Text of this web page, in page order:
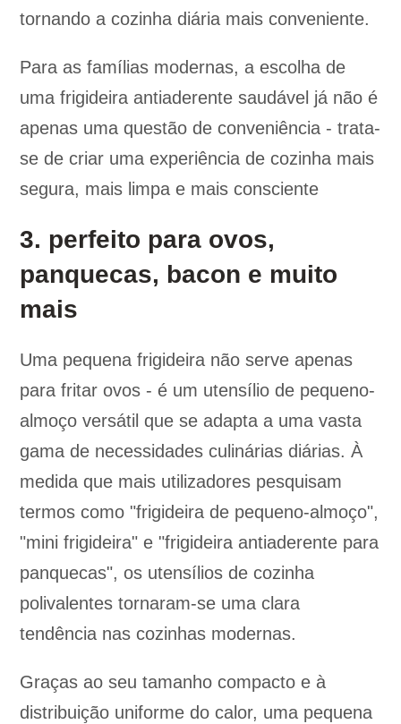
tornando a cozinha diária mais conveniente.
Para as famílias modernas, a escolha de
uma frigideira antiaderente saudável já não é
apenas uma questão de conveniência - trata-
se de criar uma experiência de cozinha mais
segura, mais limpa e mais consciente
3. perfeito para ovos,
panquecas, bacon e muito
mais
Uma pequena frigideira não serve apenas
para fritar ovos - é um utensílio de pequeno-
almoço versátil que se adapta a uma vasta
gama de necessidades culinárias diárias. À
medida que mais utilizadores pesquisam
termos como "frigideira de pequeno-almoço",
"mini frigideira" e "frigideira antiaderente para
panquecas", os utensílios de cozinha
polivalentes tornaram-se uma clara
tendência nas cozinhas modernas.
Graças ao seu tamanho compacto e à
distribuição uniforme do calor, uma pequena